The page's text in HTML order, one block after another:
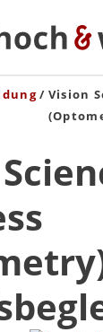
Vision